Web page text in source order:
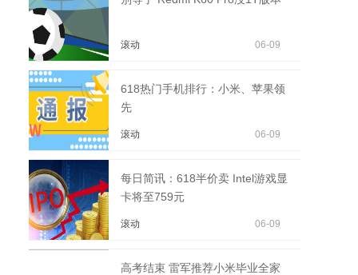
滚动 06-09
618热门手机排行：小米、苹果领
先
滚动 06-09
每日简讯：618半价卖 Intel游戏显
卡将至759元
滚动 06-09
高考结束 雷军推荐小米毕业全家